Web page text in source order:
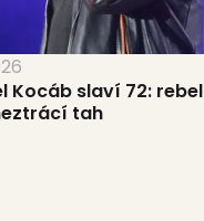
Kocáb slaví 72: rebel
tah